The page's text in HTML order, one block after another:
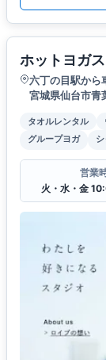
ホットヨガ
六丁の目駅から
宮城県仙台市青
タオルレンタル
グループヨガ
営業
火・水・金